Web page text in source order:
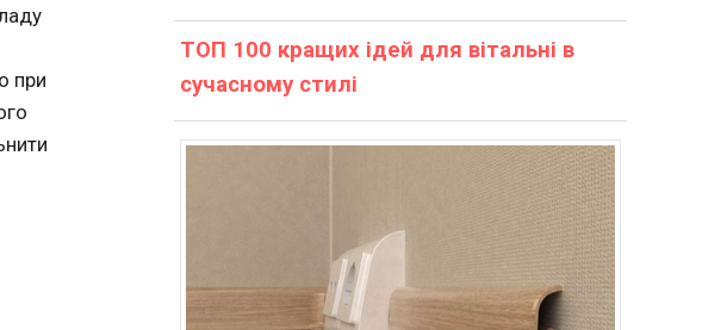
при
ТОП 100 кращих ідей для вітальні в
сучасному стилі